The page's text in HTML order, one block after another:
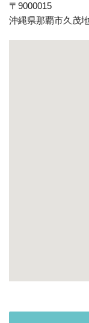
〒9000015
沖縄県那覇市久茂